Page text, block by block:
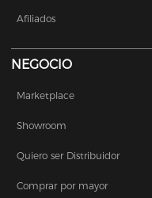
Afiliados
NEGOCIO
Marketplace
Showroom
Quiero ser Distribuidor
Comprar por mayor